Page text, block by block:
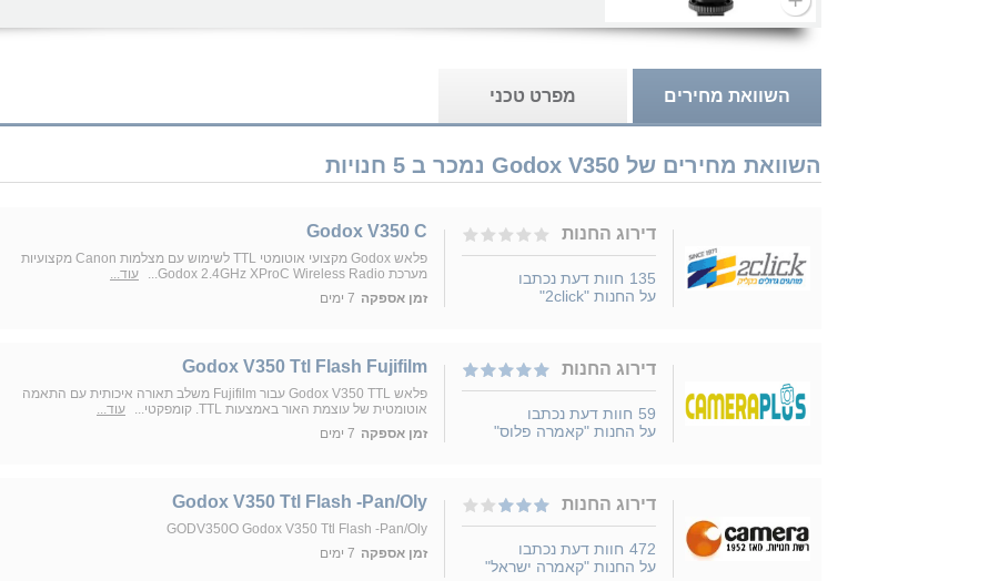
השוואת מחירים מפרט טכני
השוואת מחירים של Godox V350 נמכר ב 5 חנויות
דירוג החנות
135 חוות דעת נכתבו
על החנות "2click"
Godox V350 C
פלאש Godox מקצועי אוטומטי TTL לשימוש עם מצלמות Canon מקצועיות
מערכת Godox 2.4GHz XProC Wireless Radio...
עוד...
זמן אספקה 7 ימים
דירוג החנות
59 חוות דעת נכתבו
על החנות "קאמרה פלוס"
Godox V350 Ttl Flash Fujifilm
פלאש Godox V350 TTL עבור Fujifilm משלב תאורה איכותית עם התאמה
אוטומטית של עוצמת האור באמצעות TTL. קומפקטי...
עוד...
זמן אספקה 7 ימים
דירוג החנות
472 חוות דעת נכתבו
על החנות "קאמרה ישראל"
Godox V350 Ttl Flash -Pan/Oly
GODV350O Godox V350 Ttl Flash -Pan/Oly
זמן אספקה 7 ימים